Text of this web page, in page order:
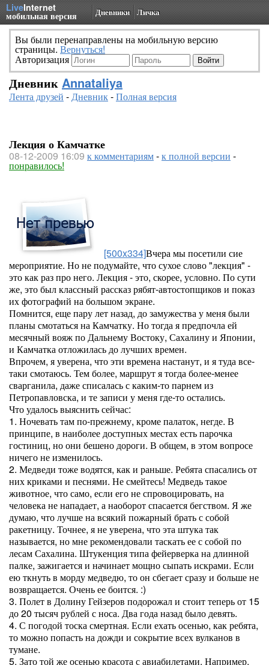
LiveInternet
мобильная версия Дневники Личка
Вы были перенаправлены на мобильную версию
страницы. Вернуться!
Авторизация
Дневник Annataliya
Лента друзей -Дневник-Полная версия
Лекция о Камчатке
08-12-2009 16:09 к комментариям-к полной версии -
понравилось!
[500x334]Вчера мы посетили сие
мероприятие. Но не подумайте, что сухое слово "лекция" -
это как раз про него. Лекция - это, скорее, условно. По сути
же, это был классный рассказ рябят-автостопщиков и показ
их фотографий на большом экране.
Помнится, еще пару лет назад, до замужества у меня были
планы смотаться на Камчатку. Но тогда я предпочла ей
месячный вояж по Дальнему Востоку, Сахалину и Японии,
и Камчатка отложилась до лучших времен.
Впрочем, я уверена, что эти времена настанут, и я туда все-
таки смотаюсь. Тем более, маршрут я тогда более-менее
сварганила, даже списалась с каким-то парнем из
Петропавловска, и те записи у меня где-то остались.
Что удалось выяснить сейчас:
1. Ночевать там по-прежнему, кроме палаток, негде. В
принципе, в наиболее доступных местах есть парочка
гостиниц, но они бешено дороги. В общем, в этом вопросе
ничего не изменилось.
2. Медведи тоже водятся, как и раньше. Ребята спасались от
них криками и песнями. Не смейтесь! Медведь такое
животное, что само, если его не спровоцировать, на
человека не нападает, а наоборот спасается бегством. Я же
думаю, что лучше на всякий пожарный брать с собой
ракетницу. Точнее, я не уверена, что эта штука так
называется, но мне рекомендовали таскать ее с собой по
лесам Сахалина. Штукенция типа фейерверка на длинной
палке, зажигается и начинает мощно сыпать искрами. Если
ею ткнуть в морду медведю, то он сбегает сразу и больше не
возвращается. Очень ее боится. :)
3. Полет в Долину Гейзеров подорожал и стоит теперь от 15
до 20 тысяч рублей с носа. Два года назад было девять.
4. С погодой тоска смертная. Если ехать осенью, как ребята,
то можно попасть на дожди и сокрытие всех вулканов в
тумане.
5. Зато той же осенью красота с авиабилетами. Например,